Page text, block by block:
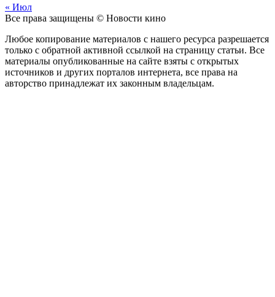
« Июл
Все права защищены © Новости кино
Любое копирование материалов с нашего ресурса разрешается
только с обратной активной ссылкой на страницу статьи. Все
материалы опубликованные на сайте взяты с открытых
источников и других порталов интернета, все права на
авторство принадлежат их законным владельцам.